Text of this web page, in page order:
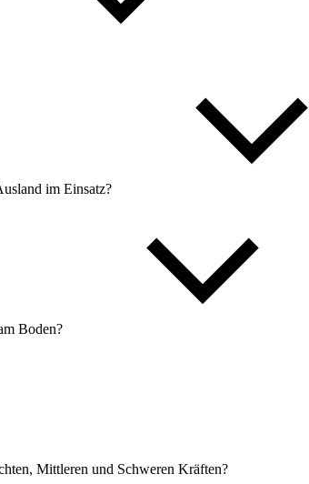
im Einsatz?
Boden?
Mittleren und Schweren Kräften?